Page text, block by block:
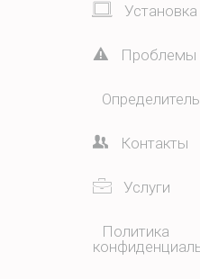
Проблемы
Контакты
Услуги
Политика